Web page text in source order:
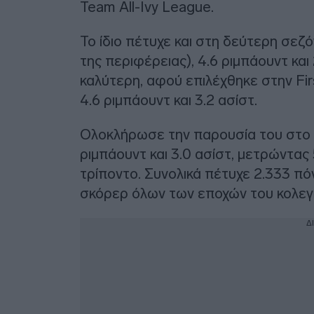
Team All-Ivy League.
Το ίδιο πέτυχε και στη δεύτερη
της περιφέρειας), 4.6 ριμπάουντ
καλύτερη, αφού επιλέχθηκε στην
4.6 ριμπάουντ και 3.2 ασίστ.
Ολοκλήρωσε την παρουσία του
ριμπάουντ και 3.0 ασίστ,
τρίποντο. Συνολικά πέτυχε 2.333
σκόρερ όλων των εποχών του